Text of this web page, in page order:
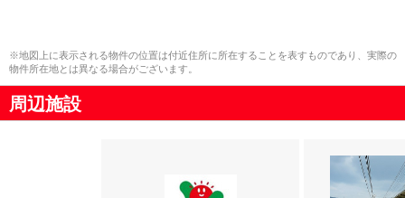
※地図上に表示される物件の位置は付近住所に所在することを表すものであり、実際の
物件所在地とは異なる場合がございます。
周辺施設